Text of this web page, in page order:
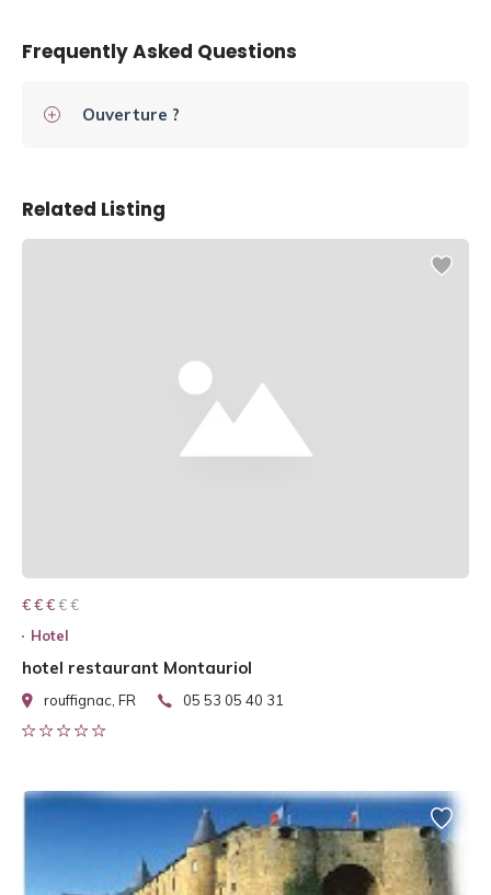
également à votre disposition. Le Centre propose la
Frequently Asked Questions
Ouverture ?
Related Listing
€ € € € €
€ € €
Hotel
hotel restaurant Montauriol
rouffignac, FR 05 53 05 40 31